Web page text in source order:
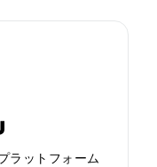
ラットフォーム